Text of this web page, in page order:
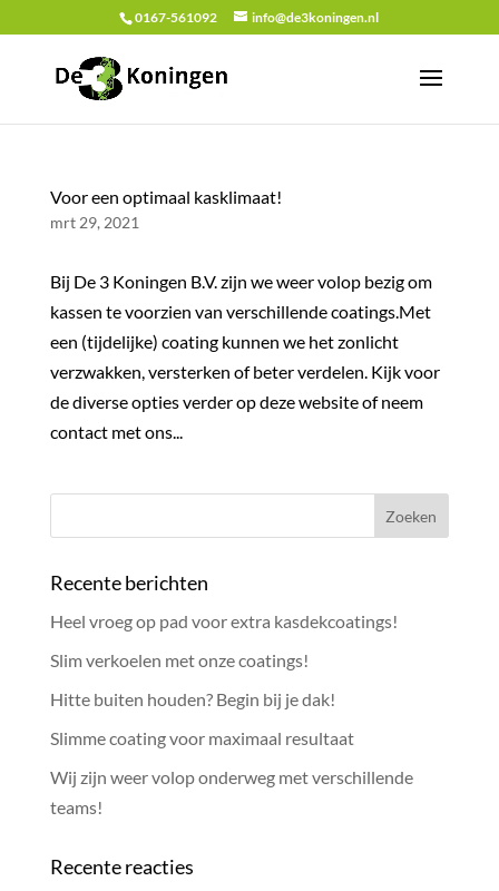
0167-561092 info@de3koningen.nl
Voor een optimaal kasklimaat!
mrt 29, 2021
Bij De 3 Koningen B.V. zijn we weer volop bezig om
kassen te voorzien van verschillende coatings.Met
een (tijdelijke) coating kunnen we het zonlicht
verzwakken, versterken of beter verdelen. Kijk voor
de diverse opties verder op deze website of neem
contact met ons...
Recente berichten
Heel vroeg op pad voor extra kasdekcoatings!
Slim verkoelen met onze coatings!
Hitte buiten houden? Begin bij je dak!
Slimme coating voor maximaal resultaat
Wij zijn weer volop onderweg met verschillende
teams!
Recente reacties